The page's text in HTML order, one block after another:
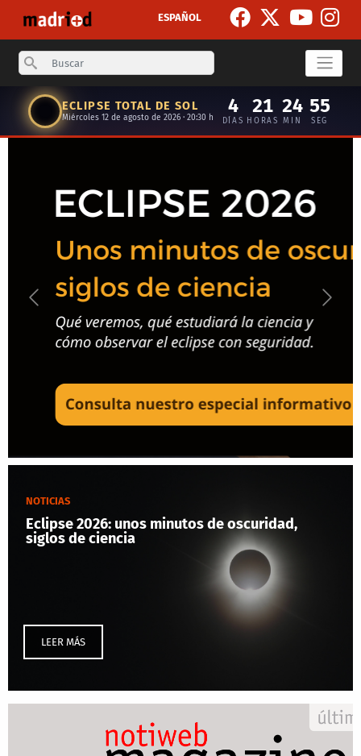
ESPAÑOL
Search
ECLIPSE TOTAL DE SOL
Miércoles 12 de agosto de 2026 · 20:30 h
4
DÍAS
21
HORAS
24
MIN
55
SEG
Anterior
NOTICIAS
Eclipse 2026: unos minutos de oscuridad,
siglos de ciencia
LEER MÁS